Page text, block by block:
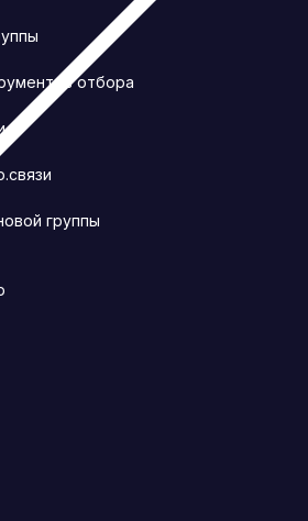
отбора
группы